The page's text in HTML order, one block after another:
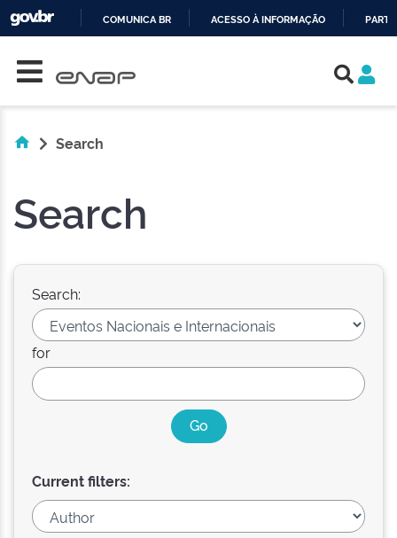
COMUNICA BR ACESSO À INFORMAÇÃO
Search
Search
Search:
for
Current filters: